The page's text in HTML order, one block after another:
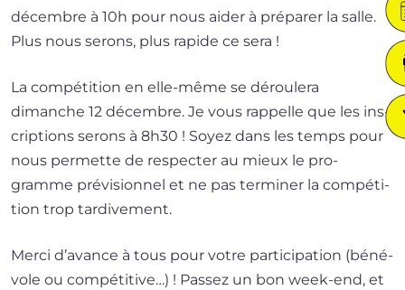
décembre à 10h pour nous aider à pré­pa­rer la salle.
Plus nous serons, plus rapide ce sera !
La com­pé­ti­tion en elle-même se dérou­le­ra
dimanche 12 décembre. Je vous rap­pelle que les ins­
crip­tions serons à 8h30 ! Soyez dans les temps pour
nous per­mette de res­pec­ter au mieux le pro­
gramme pré­vi­sion­nel et ne pas ter­mi­ner la com­pé­ti­
tion trop tardivement.
Merci d’a­vance à tous pour votre par­ti­ci­pa­tion (béné­
vole ou com­pé­ti­tive…) ! Passez un bon week-end, et